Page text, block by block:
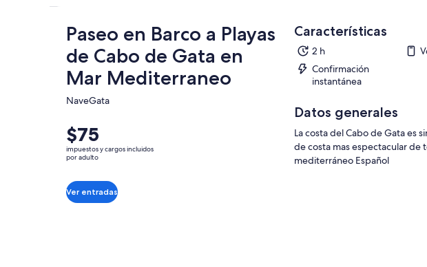
Paseo en Barco a Playas
de Cabo de Gata en
Mar Mediterraneo
NaveGata​
El
precio
es
$75.
por
$75
impuestos y cargos incluidos
por adulto
Ver entradas
Características
2 h
Confirmación
instantánea
Datos generales
La costa del Cabo de Gata es
de costa mas espectacular de
mediterráneo Español